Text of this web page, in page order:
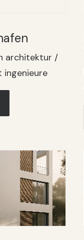
architektur /
ingenieure